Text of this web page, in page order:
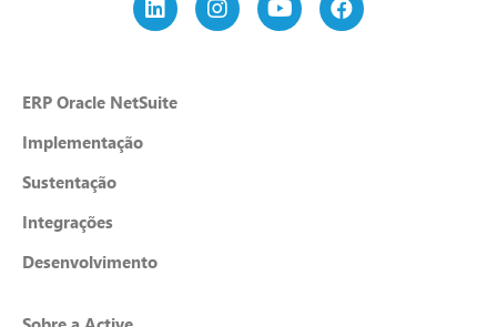
ERP Oracle NetSuite
Implementação
Sustentação
Integrações
Desenvolvimento